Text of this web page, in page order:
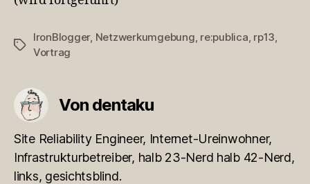
Schlagwörter
IronBlogger, Netzwerkumgebung re:publica rp13
Vortrag
Von dentaku
Site Reliability Engineer, Internet-Ureinwohner,
Infrastrukturbetreiber, halb 23-Nerd halb 42-Nerd,
links, gesichtsblind.